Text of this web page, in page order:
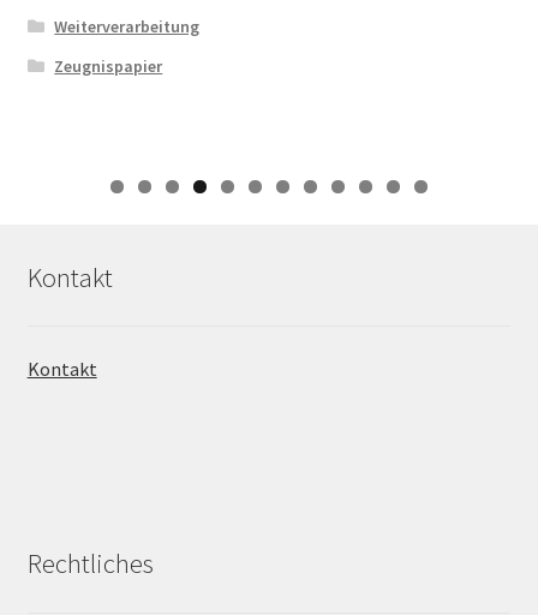
Weiterverarbeitung
Zeugnispapier
0 1 2
Kontakt
Kontakt
Rechtliches